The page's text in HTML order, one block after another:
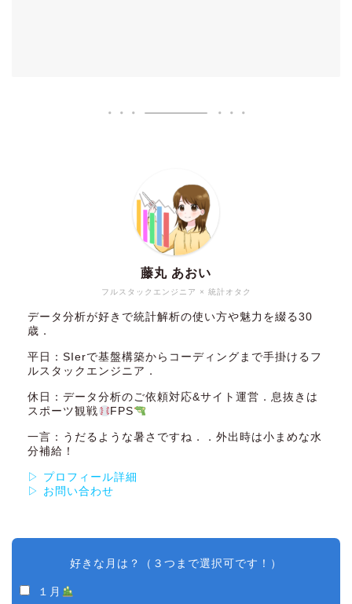
フルスタックエンジニア × 統計オタク
藤丸 あおい
データ分析が好きで統計解析の使い方や魅力を綴る30
歳．
平日：SIerで基盤構築からコーディングまで手掛けるフ
ルスタックエンジニア．
休日：データ分析のご依頼対応&サイト運営．息抜きは
スポーツ観戦
FPS
一言：うだるような暑さですね．．外出時は小まめな水
分補給！
▷ プロフィール詳細
▷ お問い合わせ
好きな月は？（３つまで選択可です！）
１月